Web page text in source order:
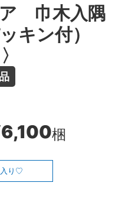
巾木入隅
キン付）
梱
り